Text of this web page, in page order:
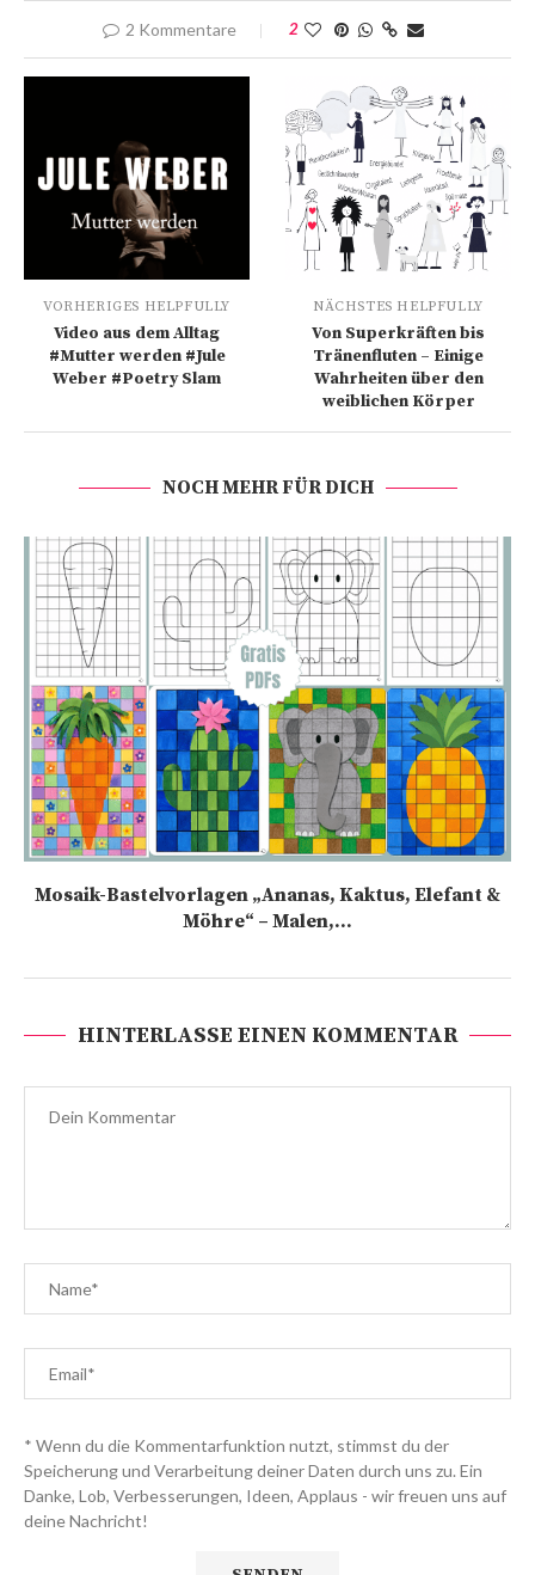
2 Kommentare 2
VORHERIGES HELPFULLY
Video aus dem Alltag
#Mutter werden #Jule
Weber #Poetry Slam
NÄCHSTES HELPFULLY
Von Superkräften bis
Tränenfluten – Einige
Wahrheiten über den
weiblichen Körper
NOCH MEHR FÜR DICH
Mosaik-Bastelvorlagen „Ananas, Kaktus, Elefant &
Möhre“ – Malen,...
HINTERLASSE EINEN KOMMENTAR
* Wenn du die Kommentarfunktion nutzt, stimmst du der
Speicherung und Verarbeitung deiner Daten durch uns zu. Ein
Danke, Lob, Verbesserungen, Ideen, Applaus - wir freuen uns auf
deine Nachricht!